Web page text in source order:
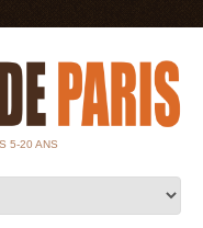
5-20 ANS